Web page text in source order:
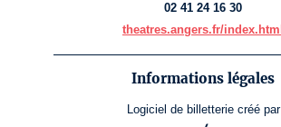
02 41 24 16 30
theatres.angers.fr/index.html
Informations légales
Logiciel de billetterie créé par